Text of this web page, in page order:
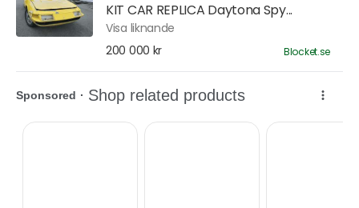
KIT CAR REPLICA Daytona Spy...
Visa liknande
200 000 kr
Blocket.se